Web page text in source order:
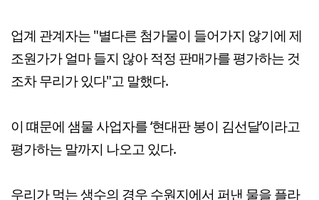
업계 관계자는 "별다른 첨가물이 들어가지 않기에 제
조원가가 얼마 들지 않아 적정 판매가를 평가하는 것
조차 무리가 있다"고 말했다.
이 떄문에 샘물 사업자를 ‘현대판 봉이 김선달’이라고
평가하는 말까지 나오고 있다.
우리가 먹는 생수의 경우 수원지에서 퍼낸 물을 플라